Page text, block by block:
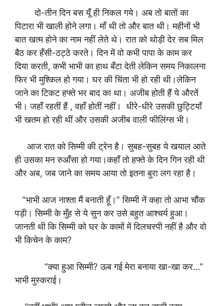
दो-तीन दिन बस यूँ ही निकल गये। अब तो बातों का
पिटारा भी खाली होने लगा। माँ थी तो और बात थी। महीनों भी
बात खत्म होने का नाम नहीं लेते थे। रात को थोड़ी देर सब मिल
बैठ कर हँसी-ठट्ठे करते। दिन में वो कभी पापा के काम कर
दिया करती, कभी भाभी का हाथ बँटा देती लेकिन समय निकालना
फिर भी मुश्किल हो गया। घर की चिंता भी हो रही थी।लेकिन
जाने का टिकट हफ्ते भर बाद का था। अजीब होती हैं ये औरतें
भी। जहाँ रहतीं हैं , वहाँ होतीं नहीं। धीरे-धीरे उसकी छुट्टियाँ
भी खतम हो रही थीं और उसकी अजीब वाली फीलिंग्स भी।
आज रात को सिम्मी की ट्रेन है। सुबह-सुबह ये खयाल आते
ही उसका मन रुआँसा हो गया।कहाँ तो हफ्ते के दिन गिन रही थी
और अब, जब जाने का समय आया तो इतना बुरा लग रहा है।
“भाभी आज नाश्ता मैं बनाती हूँ।” सिम्मी नें कहा तो आभा चौंक
पड़ी। सिम्मी के मुँह से ये सुन कर उसे बहुत आश्चर्य हुआ।
जानती थी कि सिम्मी को घर के कामों में दिलचस्पी नहीं है और वो
भी किचेन के काम?
“क्या हुआ सिम्मी? ऊब गई मेरा बनाया खा-खा कर…”
भाभी मुस्कराई।